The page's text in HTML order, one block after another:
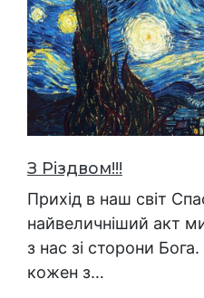
З Різдвом!!!
Прихід в наш світ
найвеличніший акт
з нас зі сторони
кожен з…